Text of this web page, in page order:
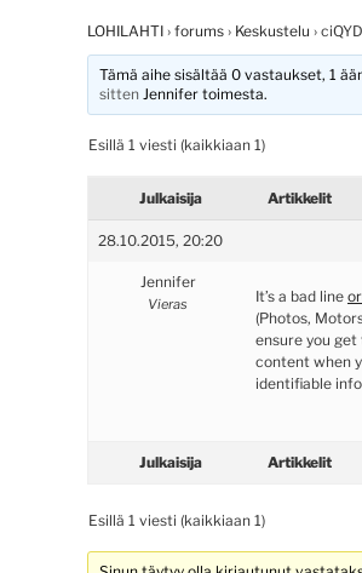
LOHILAHTI › forums › Keskustelu ›
Tämä aihe sisältää 0 vastaukset, 1
sitten Jennifer toimesta.
Esillä 1 viesti (kaikkiaan 1)
Julkaisija Artikkelit
28.10.2015, 20:20
Jennifer
Vieras It’s a bad line
(Photos,
ensure you
content when
identifiable
Julkaisija Artikkelit
Esillä 1 viesti (kaikkiaan 1)